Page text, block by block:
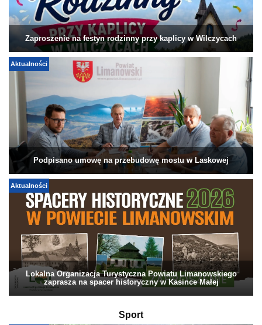
Zaproszenie na festyn rodzinny przy kaplicy w Wilczycach
Aktualności
Podpisano umowę na przebudowę mostu w Laskowej
Aktualności
Lokalna Organizacja Turystyczna Powiatu Limanowskiego
zaprasza na spacer historyczny w Kasince Małej
Sport